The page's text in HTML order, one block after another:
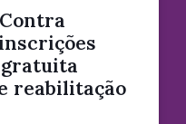
reabilitação